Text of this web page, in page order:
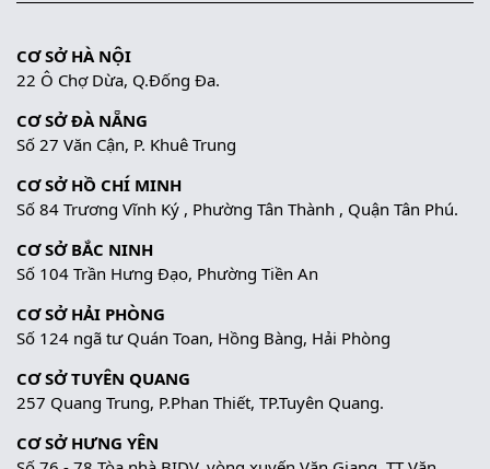
CƠ SỞ HÀ NỘI
22 Ô Chợ Dừa, Q.Đống Đa.
CƠ SỞ ĐÀ NẴNG
Số 27 Văn Cận, P. Khuê Trung
CƠ SỞ HỒ CHÍ MINH
Số 84 Trương Vĩnh Ký , Phường Tân Thành , Quận Tân Phú.
CƠ SỞ BẮC NINH
Số 104 Trần Hưng Đạo, Phường Tiền An
CƠ SỞ HẢI PHÒNG
Số 124 ngã tư Quán Toan, Hồng Bàng, Hải Phòng
CƠ SỞ TUYÊN QUANG
257 Quang Trung, P.Phan Thiết, TP.Tuyên Quang.
CƠ SỞ HƯNG YÊN